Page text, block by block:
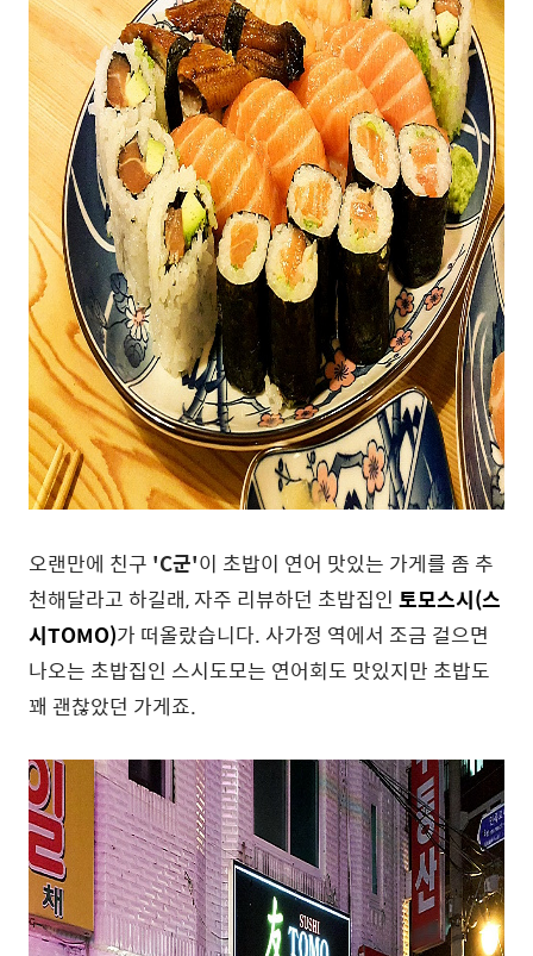
오랜만에 친구 'C군'이 초밥이 연어 맛있는 가게를 좀 추
천해달라고 하길래, 자주 리뷰하던 초밥집인 토모스시(스
시TOMO)가 떠올랐습니다. 사가정 역에서 조금 걸으면
나오는 초밥집인 스시도모는 연어회도 맛있지만 초밥도
꽤 괜찮았던 가게죠.